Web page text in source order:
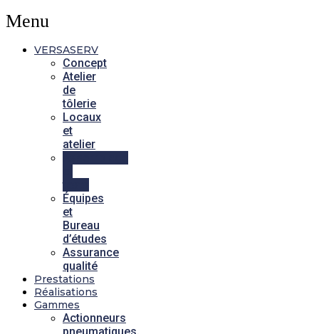
Menu
VERSASERV
Concept
Atelier
de
tôlerie
Locaux
et
atelier
Équipes
et
Bureau
d’études
Assurance
qualité
Prestations
Réalisations
Gammes
Actionneurs